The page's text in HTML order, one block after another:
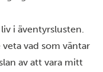
i äventyrslusten.
vad som väntar
av att vara mitt